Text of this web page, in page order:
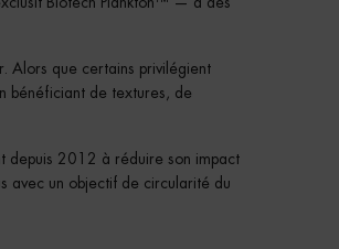
Alors que certains privilégient
bénéficiant de textures, de
depuis 2012 à réduire son impact
avec un objectif de circularité du